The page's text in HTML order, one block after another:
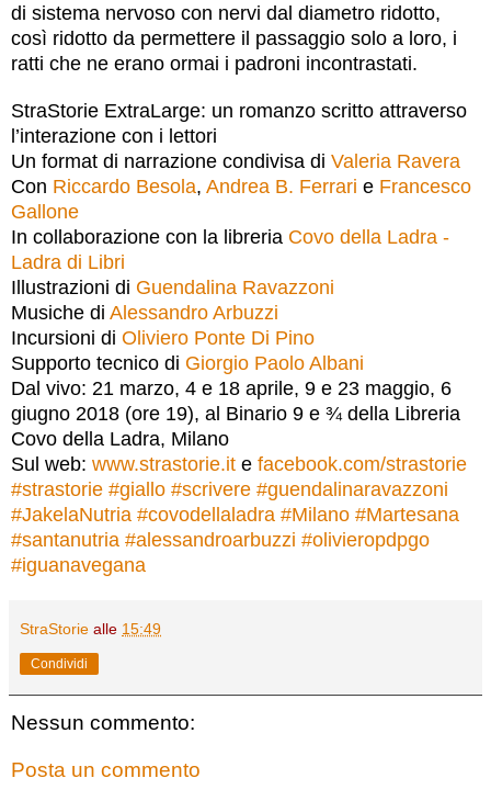
di sistema nervoso con nervi dal diametro ridotto,
così ridotto da permettere il passaggio solo a loro, i
ratti che ne erano ormai i padroni incontrastati.
StraStorie ExtraLarge: un romanzo scritto attraverso
l’interazione con i lettori
Un format di narrazione condivisa di Valeria Ravera
Con Riccardo Besola​, Andrea B. Ferrari ​ e Francesco
Gallone
In collaborazione con la libreria Covo della Ladra -
Ladra di Libri
Illustrazioni di Guendalina Ravazzoni
Musiche di Alessandro Arbuzzi
Incursioni di Oliviero Ponte Di Pino
Supporto tecnico di Giorgio Paolo Albani
Dal vivo: 21 marzo, 4 e 18 aprile, 9 e 23 maggio, 6
giugno 2018 (ore 19), al Binario 9 e ¾ della Libreria
Covo della Ladra, Milano
Sul web: www.strastorie.it e facebook.com/strastorie
#strastorie #giallo #scrivere #guendalinaravazzoni
#JakelaNutria #covodellaladra #Milano #Martesana
#santanutria #alessandroarbuzzi #olivieropdpgo
#iguanavegana
StraStorie alle 15:49
Condividi
Nessun commento:
Posta un commento